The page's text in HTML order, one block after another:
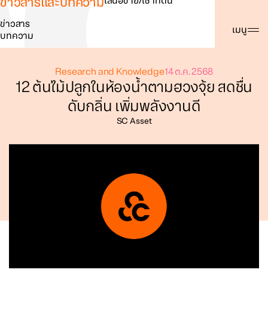
ค้นหา เมนู
ข่าวสาร
บทความ
Research and Knowledge14 ต.ค. 2568
12 ต้นไม้ปลูกในห้องน้ำตามฮวงจุ้ย สดชื่น
ดับกลิ่น เพิ่มพลังงานดี
SC Asset